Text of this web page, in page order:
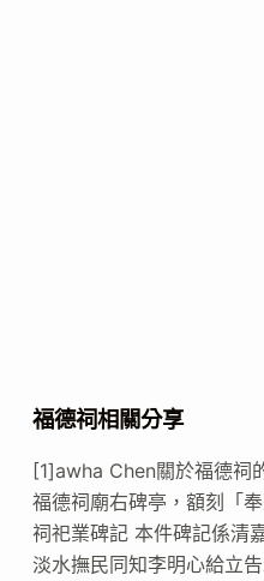
福德祠相關分享
[1]awha Chen關於福德祠
福德祠廟右碑亭，額刻「
祠祀業碑記 本件碑記係清
淡水撫民同知李明心給立